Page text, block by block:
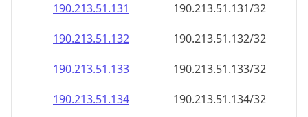
190.213.51.131
190.213.51.131/32
190.213.51.132
190.213.51.132/32
190.213.51.133
190.213.51.133/32
190.213.51.134
190.213.51.134/32